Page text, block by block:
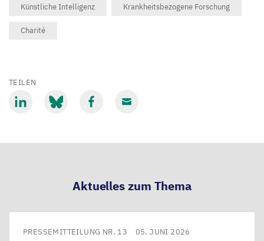
Künstliche Intelligenz Krankheitsbezogene Forschung
Charité
TEILEN
Aktuelles zum Thema
PRESSEMITTEILUNG NR. 13 05. JUNI 2026